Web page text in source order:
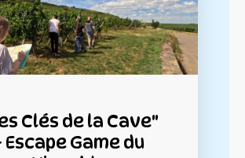
Clés de la Cave"
Escape Game du